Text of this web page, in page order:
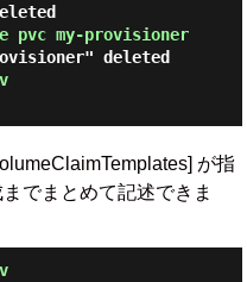
pvc my-provisioner
deleted
が指
でまとめて記述できま